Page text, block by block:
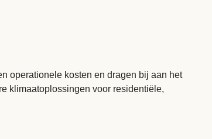
operationele kosten en dragen bij aan het
klimaatoplossingen voor residentiële,